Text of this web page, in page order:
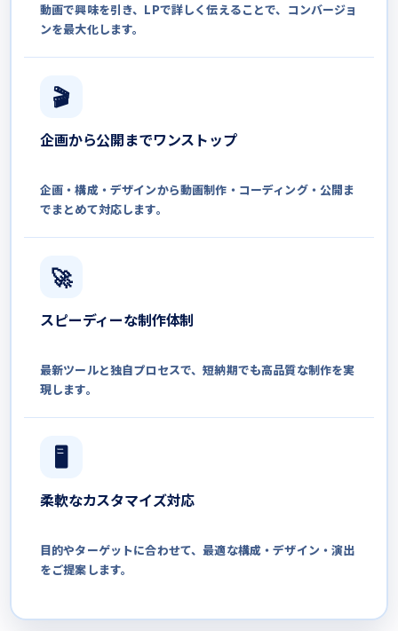
動画で興味を引き、 LPで詳しく伝えることで、 コンバージョ
ンを最大化します。
🎬
企画から公開までワンストップ
企画・構成・デザインから動画制作・コーディング・ 公開ま
でまとめて対応します。
🚀
スピーディーな制作体制
最新ツールと独自プロセスで、短納期でも高品質な制作を実
現します。
🖥
柔軟なカスタマイズ対応
目的やターゲットに合わせて、最適な構成・デザイン・演出
をご提案します。